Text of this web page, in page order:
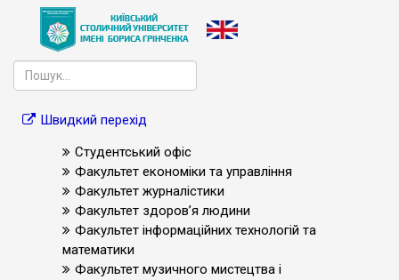
Швидкий перехід
Студентський офіс
Факультет економіки та управління
Факультет журналістики
Факультет здоров’я людини
Факультет інформаційних технологій та
математики
Факультет музичного мистецтва і